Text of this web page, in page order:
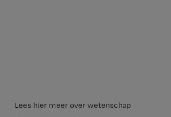
Lees hier meer over wetenschap